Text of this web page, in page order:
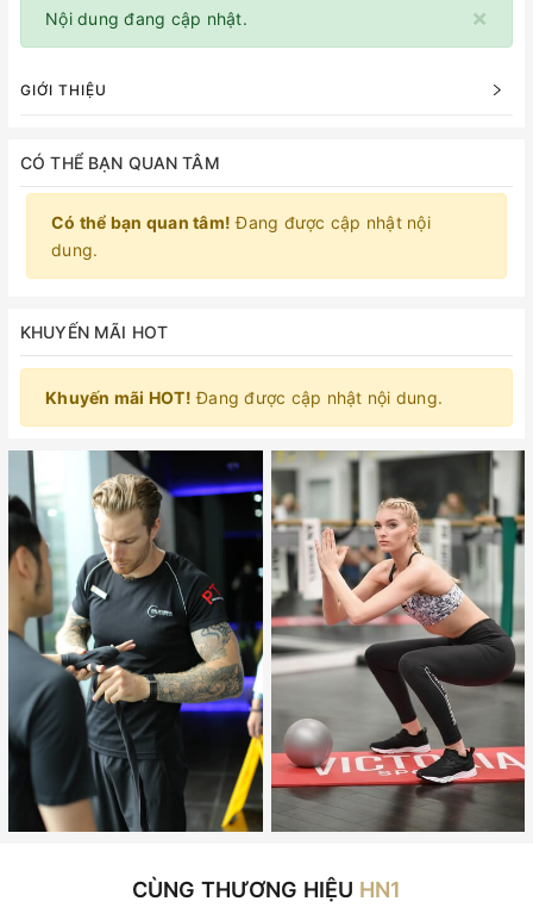
×
Nội dung đang cập nhật.
GIỚI THIỆU
CÓ THỂ BẠN QUAN TÂM
Có thể bạn quan tâm! Đang được cập nhật nội
dung.
KHUYẾN MÃI HOT
Khuyến mãi HOT! Đang được cập nhật nội dung.
CÙNG THƯƠNG HIỆU HN1